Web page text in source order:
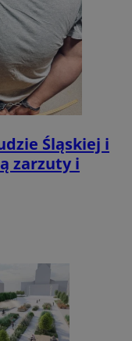
Śląskiej i
zarzuty i